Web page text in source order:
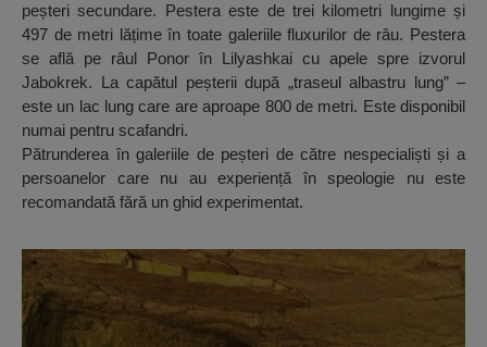
peșteri secundare. Pestera este de trei kilometri lungime și
497 de metri lățime în toate galeriile fluxurilor de râu. Pestera
se află pe râul Ponor în Lilyashkai cu apele spre izvorul
Jabokrek. La capătul peșterii după „traseul albastru lung” –
este un lac lung care are aproape 800 de metri. Este disponibil
numai pentru scafandri.
Pătrunderea în galeriile de peșteri de către nespecialiști și a
persoanelor care nu au experiență în speologie nu este
recomandată fără un ghid experimentat.